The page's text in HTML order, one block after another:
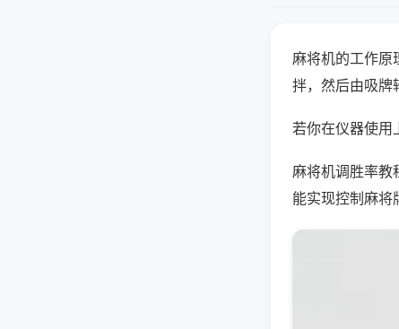
麻将机的工作原
拌，然后由吸牌
若你在仪器使用
麻将机调胜率教
能实现控制麻将